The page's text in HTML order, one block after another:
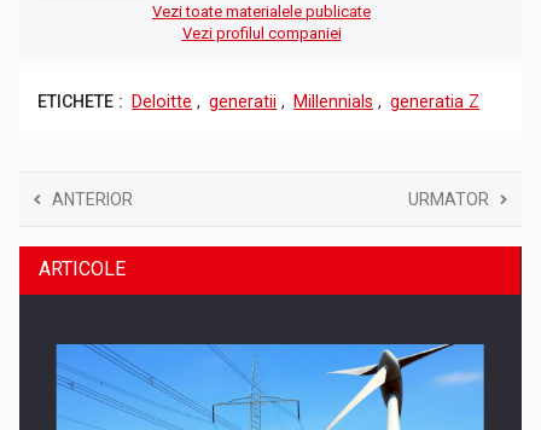
Vezi toate materialele publicate
Vezi profilul companiei
ETICHETE : Deloitte , generatii , Millennials , generatia Z
ANTERIOR URMATOR
ARTICOLE